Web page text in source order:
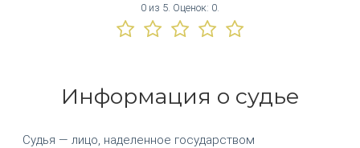
0 из 5. Оценок: 0
Информация о судье
Судья — лицо, наделенное государством